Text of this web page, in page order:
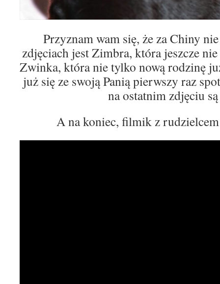
Przyznam wam się, że za Chiny
zdjęciach jest Zimbra, która jeszcze
Zwinka, która nie tylko nową rodzinę
już się ze swoją Panią pierwszy raz
na ostatnim zdjęciu
A na koniec, filmik z